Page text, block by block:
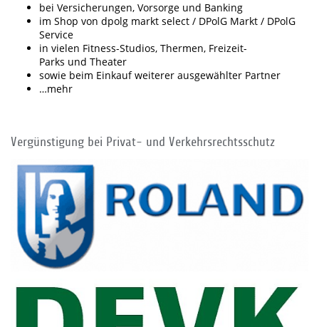
bei Versicherungen, Vorsorge und Banking
im Shop von dpolg markt select / DPolG Markt / DPolG
Service
in vielen Fitness-Studios, Thermen, Freizeit-
Parks und Theater
sowie beim Einkauf weiterer ausgewählter Partner
…mehr
Vergünstigung bei Privat- und Verkehrsrechtsschutz